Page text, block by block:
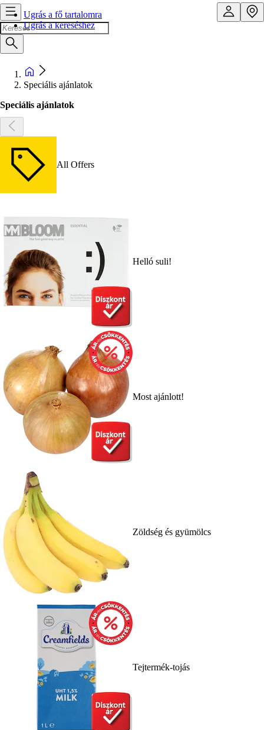
Ugrás a fő tartalomra
Ugrás a kereséshez
Speciális ajánlatok
Speciális ajánlatok
All Offers
Helló suli!
Most ajánlott!
Zöldség és gyümölcs
Tejtermék-tojás